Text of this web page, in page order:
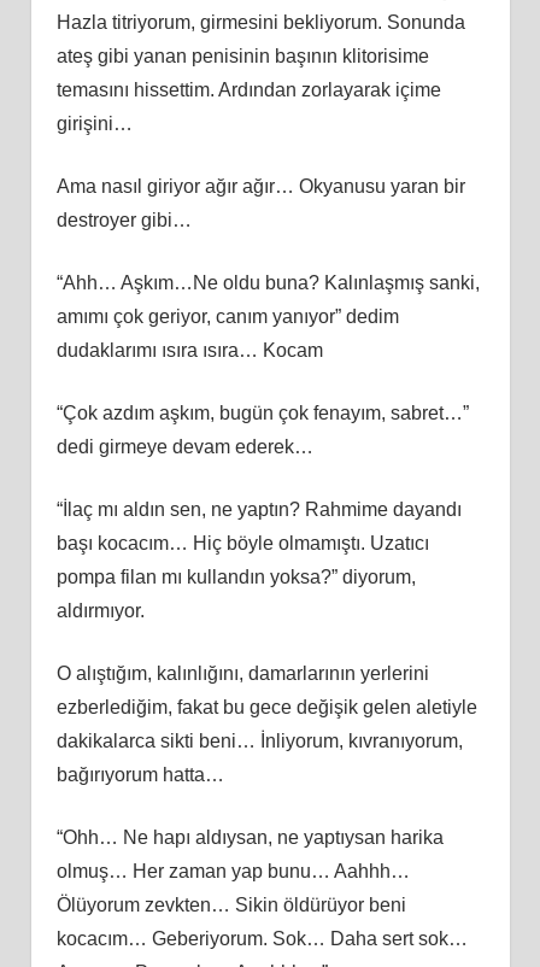
Hazla titriyorum, girmesini bekliyorum. Sonunda
ateş gibi yanan penisinin başının klitorisime
temasını hissettim. Ardından zorlayarak içime
girişini…
Ama nasıl giriyor ağır ağır… Okyanusu yaran bir
destroyer gibi…
“Ahh… Aşkım…Ne oldu buna? Kalınlaşmış sanki,
amımı çok geriyor, canım yanıyor” dedim
dudaklarımı ısıra ısıra… Kocam
“Çok azdım aşkım, bugün çok fenayım, sabret…”
dedi girmeye devam ederek…
“İlaç mı aldın sen, ne yaptın? Rahmime dayandı
başı kocacım… Hiç böyle olmamıştı. Uzatıcı
pompa filan mı kullandın yoksa?” diyorum,
aldırmıyor.
O alıştığım, kalınlığını, damarlarının yerlerini
ezberlediğim, fakat bu gece değişik gelen aletiyle
dakikalarca sikti beni… İnliyorum, kıvranıyorum,
bağırıyorum hatta…
“Ohh… Ne hapı aldıysan, ne yaptıysan harika
olmuş… Her zaman yap bunu… Aahhh…
Ölüyorum zevkten… Sikin öldürüyor beni
kocacım… Geberiyorum. Sok… Daha sert sok…